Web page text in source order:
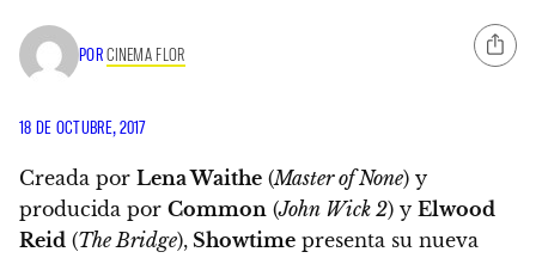
PORCINEMA FLOR
18 DE OCTUBRE, 2017
Creada por Lena Waithe (Master of None) y
producida por Common (John Wick 2) y Elwood
Reid (The Bridge), Showtime presenta su nueva